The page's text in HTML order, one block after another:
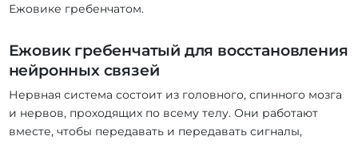
Ежовике гребенчатом.
Ежовик гребенчатый для восстановления
нейронных связей
Нервная система состоит из головного, спинного мозга
и нервов, проходящих по всему телу. Они работают
вместе, чтобы передавать и передавать сигналы,